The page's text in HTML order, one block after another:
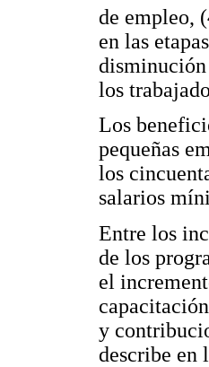
de empleo,
en las
disminución
los
Los
pequeñas
los
salarios
Entre los
de los
el
y
describe en